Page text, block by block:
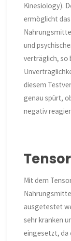
Kinesiology).
ermöglicht
und
verträglich, so
diesem
genau spürt,
negativ
Tensor
Mit dem
ausgetestet
sehr kranken
eingesetzt, da